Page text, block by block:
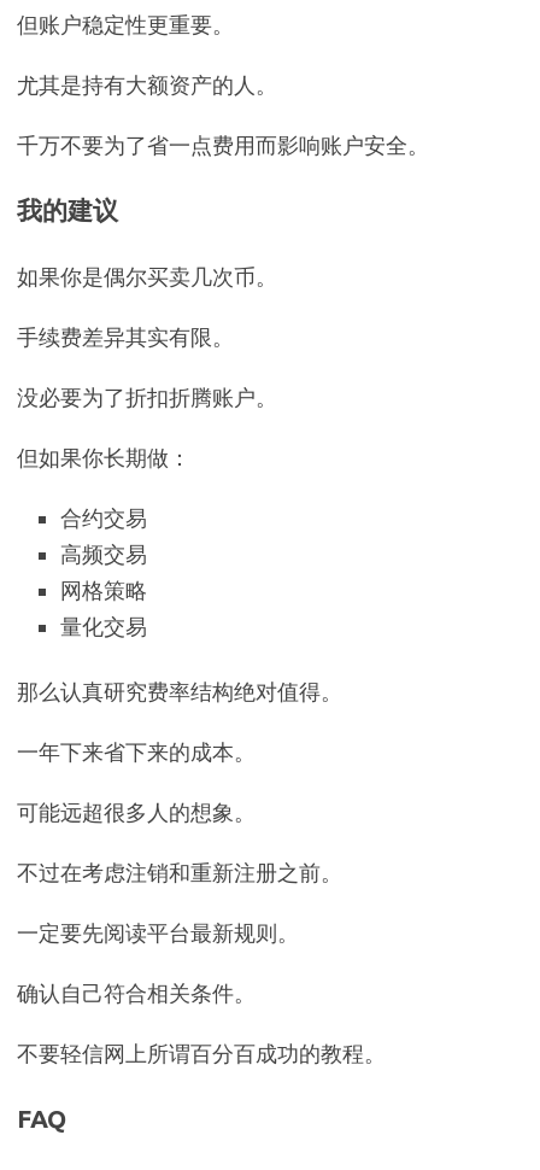
但账户稳定性更重要。
尤其是持有大额资产的人。
千万不要为了省一点费用而影响账户安全。
我的建议
如果你是偶尔买卖几次币。
手续费差异其实有限。
没必要为了折扣折腾账户。
但如果你长期做：
合约交易
高频交易
网格策略
量化交易
那么认真研究费率结构绝对值得。
一年下来省下来的成本。
可能远超很多人的想象。
不过在考虑注销和重新注册之前。
一定要先阅读平台最新规则。
确认自己符合相关条件。
不要轻信网上所谓百分百成功的教程。
FAQ